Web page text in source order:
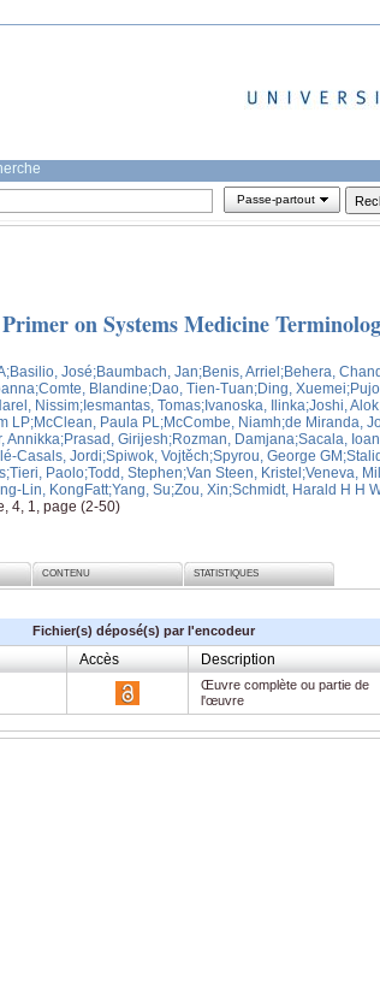
Passe-partout
on Systems Medicine
;Basilio, José;Baumbach, Jan;Benis, Arriel;Behera,
;Comte, Blandine;Dao, Tien-Tuan;Ding, Xuemei
Nissim;Iesmantas, Tomas;Ivanoska, Ilinka;Joshi, Alok
LP;McClean, Paula PL ;McCombe, Niamh;de Miranda,
Annikka;Prasad, Girijesh;Rozman, Damjana;Sacala, Ioan
Casals, Jordi;Spiwok, Vojtěch;Spyrou, George GM
;Tieri, Paolo;Todd, Stephen;Van Steen, Kristel;Veneva,
Lin, KongFatt;Yang, Su;Zou, Xin;Schmidt, Harald H H
4, 1, page (2-50)
CONTENU STATISTIQUES
Fichier(s) déposé(s) par l'encodeur
Accès Description
Œuvre complète ou partie de
l'œuvre